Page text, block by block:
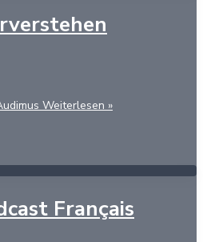
Weiterlesen »
Français